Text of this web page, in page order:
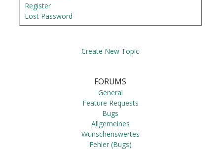
Register
Lost Password
Create New Topic
FORUMS
General
Feature Requests
Bugs
Allgemeines
Wünschenswertes
Fehler (Bugs)